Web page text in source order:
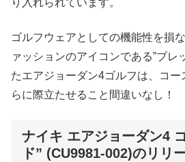
り入れられています。
ゴルフウェアとしての機能性を損
ァッションのアイコンである”ブレ
たエアジョーダン4ゴルフは、コー
らに際立たせること間違いなし！
ナイキ エアジョーダン4
ド” (CU9981-002)のリリ